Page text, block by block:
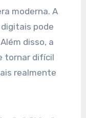
moderna. A
pode
disso, a
tornar difícil
realmente